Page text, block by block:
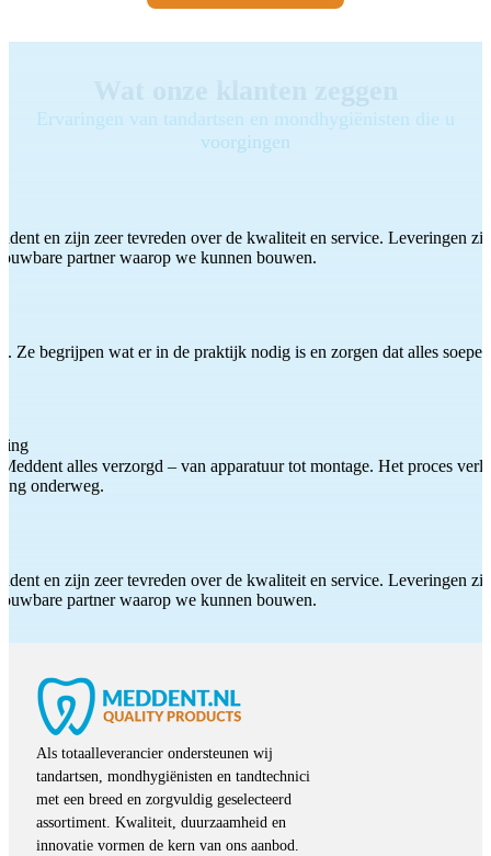
Ervaringen van tandartsen en mondhygiënisten die u
voorgingen
en zijn zeer tevreden over de kwaliteit en service. Leveringen
partner waarop we kunnen bouwen.
Ze begrijpen wat er in de praktijk nodig is en zorgen dat alles
alles verzorgd – van apparatuur tot montage. Het proces
onderweg.
en zijn zeer tevreden over de kwaliteit en service. Leveringen
partner waarop we kunnen bouwen.
Als totaalleverancier ondersteunen wij
tandartsen, mondhygiënisten en tandtechnici
met een breed en zorgvuldig geselecteerd
assortiment. Kwaliteit, duurzaamheid en
innovatie vormen de kern van ons aanbod.